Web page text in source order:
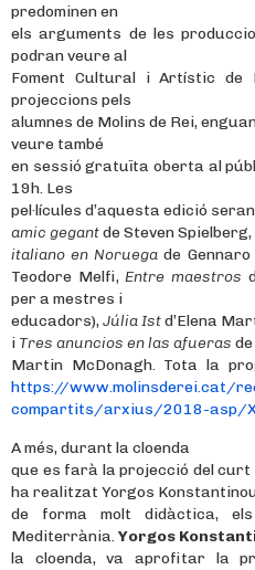
predominen en
els arguments de les
podran veure al
Foment Cultural i Artístic de
projeccions pels
alumnes de Molins de Rei,
veure també
en sessió gratuïta oberta al
19h. Les
pel·lícules d’aquesta edició seran
amic gegantde Steven Spielberg,
italiano en Noruega de
Teodore Melfi,Entre maestros
per a mestres i
educadors),Júlia Istd’Elena
i Tres anuncios en las afueras de
Martin McDonagh. Tota la
https://www.molinsderei.cat/
compartits/arxius/2018-asp/
A més, durant la cloenda
que es farà la projecció del curt
ha realitzat Yorgos
de forma molt didàctica,
Mediterrània.Yorgos
la cloenda, va aprofitar la